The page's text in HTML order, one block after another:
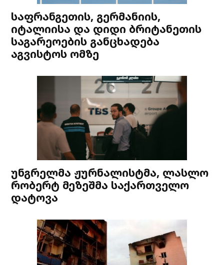
საფრანგეთის, გერმანიის,
იტალიისა და დიდი ბრიტანეთის
საგარეოების განცხადება
აგვისტოს ომზე
უნგრელმა ჟურნალისტმა, ლასლო
რობერტ მეზეშმა საქართველო
დატოვა